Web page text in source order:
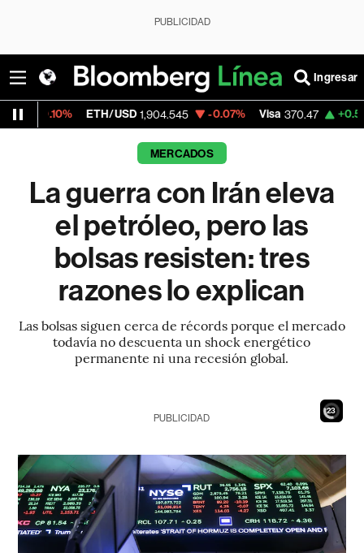
PUBLICIDAD
Ingresar
1,904.545 -0.07% Visa 370.47 +0.52%
MERCADOS
La guerra con Irán eleva
el petróleo, pero las
bolsas resisten: tres
razones lo explican
Las bolsas siguen cerca de récords porque el mercado
todavía no descuenta un shock energético
permanente ni una recesión global.
21
PUBLICIDAD